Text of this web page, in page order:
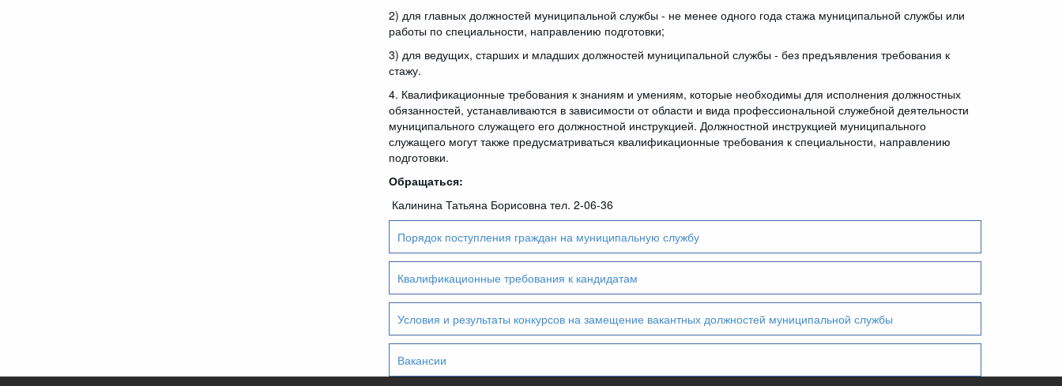
2) для главных должностей муниципальной службы - не менее одного года стажа муниципальной службы или
работы по специальности, направлению подготовки;
3) для ведущих, старших и младших должностей муниципальной службы - без предъявления требования к
стажу.
4. Квалификационные требования к знаниям и умениям, которые необходимы для исполнения должностных
обязанностей, устанавливаются в зависимости от области и вида профессиональной служебной деятельности
муниципального служащего его должностной инструкцией. Должностной инструкцией муниципального
служащего могут также предусматриваться квалификационные требования к специальности, направлению
подготовки.
Обращаться:
Калинина Татьяна Борисовна тел. 2-06-36
Порядок поступления граждан на муниципальную службу
Квалификационные требования к кандидатам
Условия и результаты конкурсов на замещение вакантных должностей муниципальной службы
Вакансии